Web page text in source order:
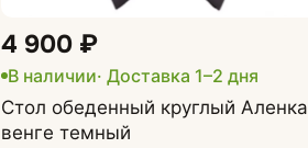
4 900 ₽
В наличии· Доставка 1–2 дня
Стол обеденный круглый Аленка
венге темный